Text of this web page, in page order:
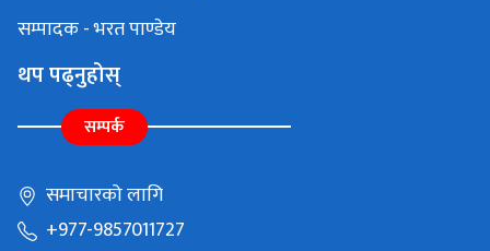
सम्पादक - भरत पाण्डेय
थप पढ्नुहोस्
सम्पर्क
समाचारको लागि
+977-9857011727